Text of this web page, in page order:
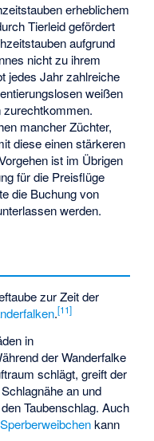
erheblichem
Tierleid gefördert
aufgrund
nicht zu ihrem
jedes Jahr zahlreiche
weißen
zurechtkommen.
mancher Züchter,
diese einen stärkeren
ist im Übrigen
für die Preisflüge
die Buchung von
werden.
zur Zeit der
.[11]
in
der Wanderfalke
schlägt, greift der
an und
Taubenschlag. Auch
Sperberweibchenkann